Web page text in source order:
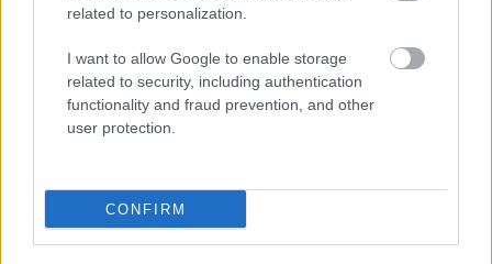
related to personalization.
I want to allow Google to enable storage
related to security, including authentication
functionality and fraud prevention, and other
user protection.
CONFIRM
Amire többmillióan vártunk: szombattól másodfokúra
csökken a riasztás
Helyi hírek